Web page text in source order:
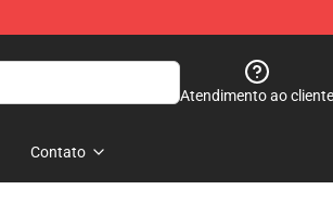
Atendimento ao cliente
Contato